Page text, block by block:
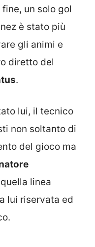
un solo gol
è stato più
gli animi e
diretto del
.
lui, il tecnico
non soltanto di
del gioco ma
linea
lui riservata ed